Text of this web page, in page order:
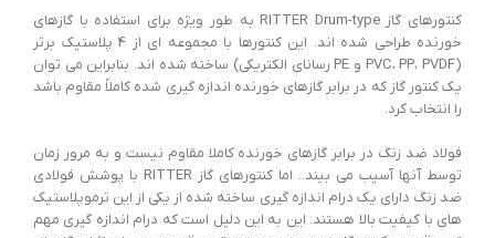
کنتورهای گاز RITTER Drum-type به طور ویژه برای استفاده با گازهای
خورنده طراحی شده اند. این کنتورها با مجموعه ای از 4 پلاستیک برتر
(PVC، PP، PVDF و PE رسانای الکتریکی) ساخته شده اند. بنابراین می توان
یک کنتور گاز که در برابر گازهای خورنده اندازه گیری شده کاملاً مقاوم باشد
را انتخاب کرد.
فولاد ضد زنگ در برابر گازهای خورنده کاملا مقاوم نیست و به مرور زمان
توسط آنها آسیب می بیند.. اما کنتورهای گاز RITTER با پوشش فولادی
ضد زنگ دارای یک درام اندازه گیری ساخته شده از یکی از این ترموپلاستیک
های با کیفیت بالا هستند. این به این دلیل است که درام اندازه گیری مهم